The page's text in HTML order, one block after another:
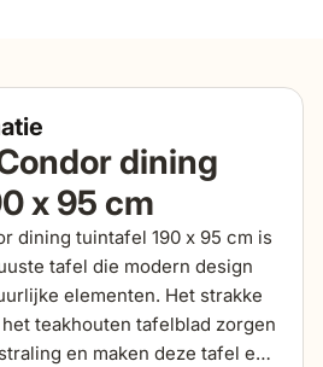
dining
x 95 cm
dining tuintafel 190 x 95 cm is
tafel die modern design
elementen. Het strakke
teakhouten tafelblad zorgen
en maken deze tafel een